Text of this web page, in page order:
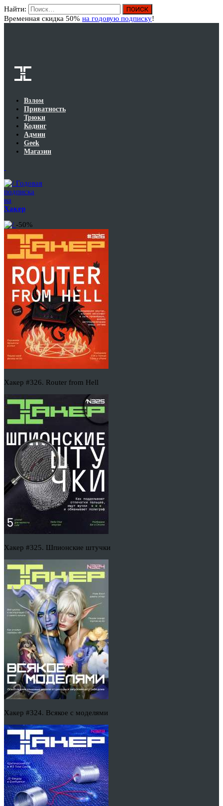
Найти:
Временная скидка 50% на годовую подписку!
Взлом
Приватность
Трюки
Кодинг
Админ
Geek
Магазин
Годовая
подписка
на
Хакер
-50%
Хакер #326. Router from Hell
Хакер #325. Шпионские штучки
Хакер #324. Всякое с моделями